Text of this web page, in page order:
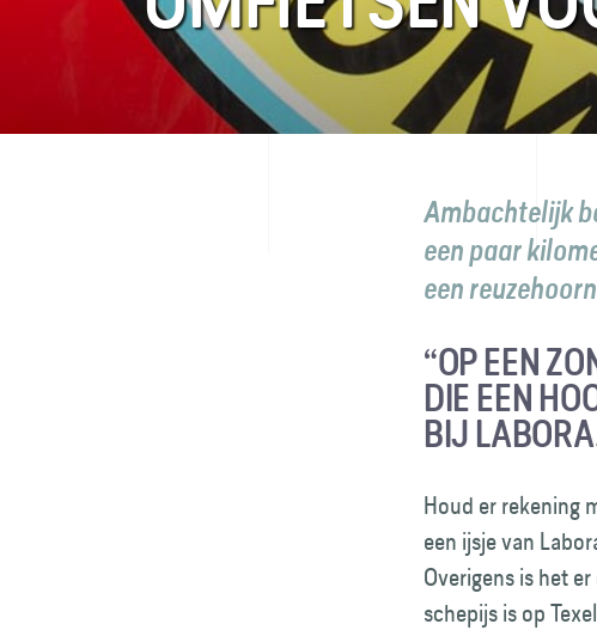
FAQ
Ambachtelijk
een paar
een
“OP EEN
DIE EEN
BIJ
Houd er rekening
een ijsje van
Overigens is het
schepijs is op